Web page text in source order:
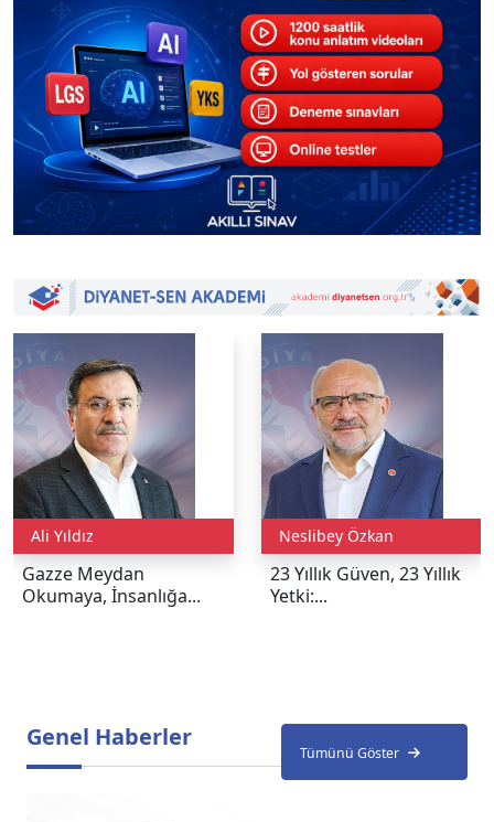
Ali Yıldız
Gazze Meydan
Okumaya, İnsanlığa...
Neslibey Özkan
23 Yıllık Güven, 23 Yıllık
Yetki:...
Tümünü Göster
Genel Haberler